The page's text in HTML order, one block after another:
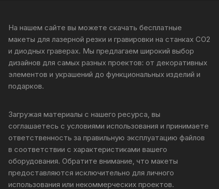
На нашем сайте вы можете скачать бесплатные
макеты для лазерной резки и гравировки на станках CO2
и диодных граверах. Мы предлагаем широкий выбор
дизайнов для самых разных проектов: от декоративных
элементов и украшений до функциональных изделий и
подарков.
Загружая материалы с нашего ресурса, вы
соглашаетесь с условиями использования и принимаете
ответственность за правильную эксплуатацию файлов
в соответствии с характеристиками вашего
оборудования. Обратите внимание, что макеты
предоставляются исключительно для личного
использования или некоммерческих проектов.